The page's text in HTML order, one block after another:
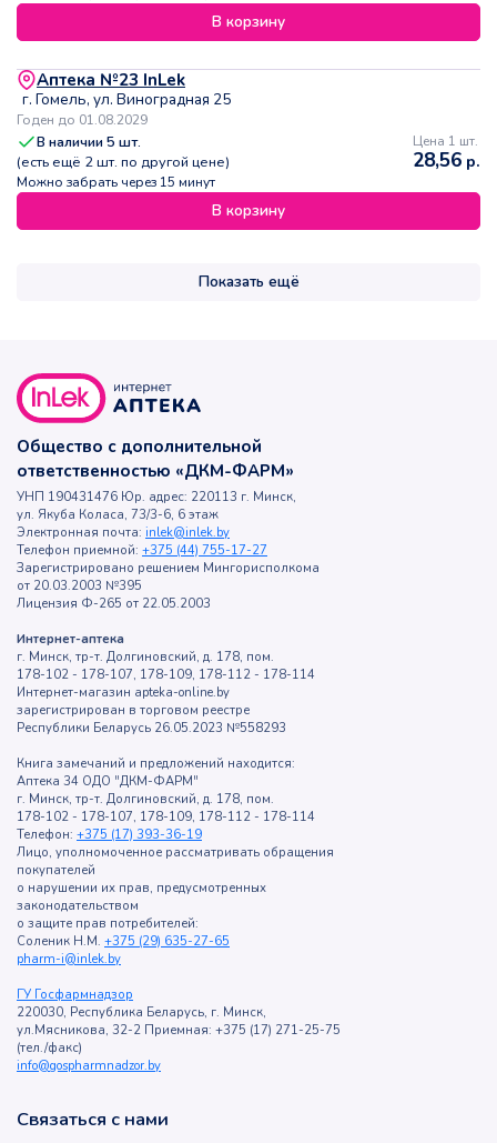
В корзину
Аптека №23 InLek
г. Гомель, ул. Виноградная 25
Годен до 01.08.2029
В наличии5 шт.
(есть ещё 2шт. по другой цене)
Можно забрать через 15 минут
Цена 1 шт.
28,56 р.
В корзину
Показать ещё
Общество с дополнительной
ответственностью «ДКМ-ФАРМ»
УНП 190431476 Юр. адрес: 220113 г. Минск,
ул. Якуба Коласа, 73/3-6, 6 этаж
Электронная почта: inlek@inlek.by
Телефон приемной: +375 (44) 755-17-27
Зарегистрировано решением Мингорисполкома
от 20.03.2003 №395
Лицензия Ф-265 от 22.05.2003
Интернет-аптека
г. Минск, тр-т. Долгиновский, д. 178, пом.
178-102 - 178-107, 178-109, 178-112 - 178-114
Интернет-магазин apteka-online.by
зарегистрирован в торговом реестре
Республики Беларусь 26.05.2023 №558293
Книга замечаний и предложений находится:
Аптека 34 ОДО "ДКМ-ФАРМ"
г. Минск, тр-т. Долгиновский, д. 178, пом.
178-102 - 178-107, 178-109, 178-112 - 178-114
Телефон: +375 (17) 393-36-19
Лицо, уполномоченное рассматривать обращения
покупателей
о нарушении их прав, предусмотренных
законодательством
о защите прав потребителей:
Соленик Н.М. +375 (29) 635-27-65
pharm-i@inlek.by
ГУ Госфармнадзор
220030, Республика Беларусь, г. Минск,
ул.Мясникова, 32-2 Приемная: +375 (17) 271-25-75
(тел./факс)
info@gospharmnadzor.by
Связаться с нами